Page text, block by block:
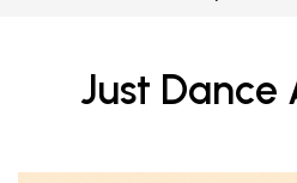
Just Dance